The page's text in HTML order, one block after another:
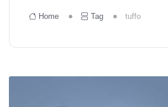
Home Tag tuffo